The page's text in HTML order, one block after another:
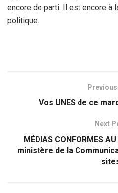
encore de parti. Il est encore à
politique.
Vos UNES de ce
Next
MÉDIAS CONFORMES
ministère de la